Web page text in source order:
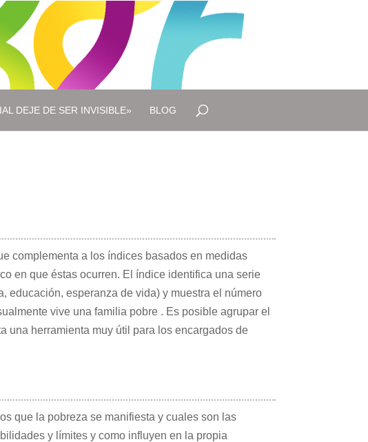
DEJE DE SER INVISIBLE» BLOG
complementa a los índices basados en medidas
en que éstas ocurren. El índice identifica una serie
educación, esperanza de vida) y muestra el número
vive una familia pobre . Es posible agrupar el
una herramienta muy útil para los encargados de
que la pobreza se manifiesta y cuales son las
y límites y como influyen en la propia